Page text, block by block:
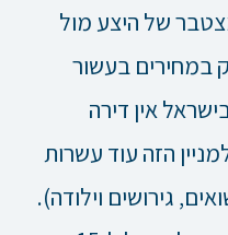
של היצע מול
במחירים בעשור
בישראל אין דירה
הזה עוד עשרות
גירושים וילודה).